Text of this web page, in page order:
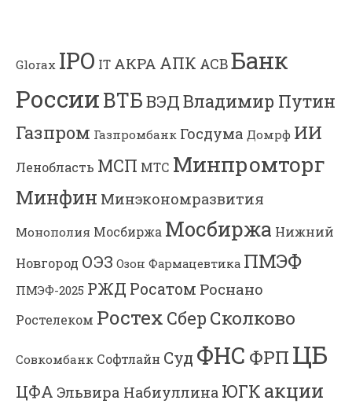
Glorax IPO IT АКРА АПК АСВБанк
РоссииВТБВЭДВладимир Путин
Газпром Газпромбанк Госдума Домрф ИИ
Ленобласть МСП МТС Минпромторг
Минфин Минэкономразвития
Монополия Мосбиржа Мосбиржа Нижний
Новгород ОЭЗ Озон Фармацевтика ПМЭФ
ПМЭФ-2025 РЖД Росатом Роснано
Ростелеком Ростех Сбер Сколково
Совкомбанк Софтлайн Суд ФНС ФРП ЦБ
ЦФА Эльвира Набиуллина ЮГК акции